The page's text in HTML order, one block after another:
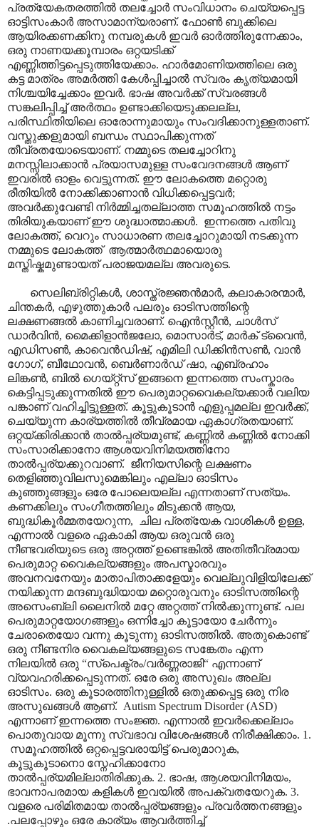
പ്രത്യേകതരത്തിൽ തലച്ചോർ സംവിധാനം ചെയ്യപ്പെട്ട
ഓട്ടിസംകാർ അസാമാന്യരാണ്. ഫോൺ ബുക്കിലെ
ആയിരക്കണക്കിനു നമ്പരുകൾ ഇവർ ഓർത്തിരുന്നേക്കാം,
ഒരു നാണയക്കൂമ്പാരം ഒറ്റയടിക്ക്
എണ്ണിത്തിട്ടപ്പെടുത്തിയേക്കാം. ഹാർമോണിയത്തിലെ ഒരു
കട്ട മാത്രം അമർത്തി കേൾപ്പിച്ചാൽ സ്വരം കൃത്യമായി
നിശ്ചയിച്ചേക്കാം ഇവർ. ഭാഷ അവർക്ക് സ്വരങ്ങൾ
സങ്കലിപ്പിച്ച് അർത്ഥം ഉണ്ടാക്കിയെടുക്കലല്ല,
പരിസ്ഥിതിയിലെ ഓരോന്നുമായും സംവദിക്കാനുള്ളതാണ്.
വസ്തുക്കളുമായി ബന്ധം സ്ഥാപിക്കുന്നത്
തീവ്രതയോടെയാണ്. നമ്മുടെ തലച്ചോറിനു
മനസ്സിലാക്കാൻ പ്രയാസമുള്ള സംവേദനങ്ങൾ ആണ്
ഇവരിൽ ഓളം വെട്ടുന്നത്. ഈ ലോകത്തെ മറ്റൊരു
രീതിയിൽ നോക്കിക്കാണാൻ വിധിക്കപ്പെട്ടവർ;
അവർക്കുവേണ്ടി നിർമ്മിച്ചതല്ലാത്ത സമൂഹത്തിൽ നട്ടം
തിരിയുകയാണ് ഈ ശുദ്ധാത്മാക്കൾ. ഇന്നത്തെ പതിവു
ലോകത്ത്, വെറും സാധാരണ തലച്ചോറുമായി നടക്കുന്ന
നമ്മുടെ ലോകത്ത് ആത്മാർത്ഥമായൊരു
മസ്തിഷ്കമുണ്ടായത് പരാജയമല്ല അവരുടെ.
സെലിബ്രിറ്റികൾ, ശാസ്ത്രജ്ഞൻമാർ, കലാകാരന്മാർ,
ചിന്തകർ, എഴുത്തുകാർ പലരും ഓടിസത്തിന്റെ
ലക്ഷണങ്ങൽ കാണിച്ചവരാണ്. ഐൻസ്റ്റീൻ, ചാൾസ്
ഡാർവിൻ, മൈക്കിളാൻജലോ, മൊസാർട്, മാർക് ട്വൈൻ,
എഡിസൺ, കാവെൻഡിഷ്, എമിലി ഡിക്കിൻസൺ, വാൻ
ഗോഗ്, ബീഥോവൻ, ബെർണാർഡ് ഷാ, എബ്രഹാം
ലിങ്കൺ, ബിൽ ഗെയ്റ്റ്സ് ഇങ്ങനെ ഇന്നത്തെ സംസ്കാരം
കെട്ടിപ്പടുക്കുന്നതിൽ ഈ പെരുമാറ്റവൈകല്യക്കാർ വലിയ
പങ്കാണ് വഹിച്ചിട്ടുള്ളത്. കൂട്ടുകൂടാൻ എളുപ്പമല്ല ഇവർക്ക്,
ചെയ്യുന്ന കാര്യത്തിൽ തീവ്രമായ ഏകാഗ്രതയാണ്.
ഒറ്റയ്ക്കിരിക്കാൻ താൽ‌പ്പര്യമുണ്ട്, കണ്ണിൽ കണ്ണിൽ നോക്കി
സംസാരിക്കാനോ ആശയവിനിമയത്തിനോ
താൽ‌പ്പര്യക്കുറവാണ്. ജീനിയസിന്റെ ലക്ഷണം
തെളിഞ്ഞുവിലസുമെങ്കിലും എല്ലാ ഓടിസം
കുഞ്ഞുങ്ങളും ഒരേ പോലെയല്ല എന്നതാണ് സത്യം.
കണക്കിലും സംഗീതത്തിലും മിടുക്കൻ ആയ,
ബുദ്ധികൂർമ്മതയേറുന്ന, ചില പ്രത്യേക വാശികൾ ഉള്ള,
എന്നാൽ വളരെ ഏകാകി ആയ ഒരുവൻ ഒരു
നീണ്ടവരിയുടെ ഒരു അറ്റത്ത് ഉണ്ടെങ്കിൽ അതിതീവ്രമായ
പെരുമാറ്റ വൈകല്യങ്ങളും അപസ്മാരവും
അവനവനേയും മാതാപിതാക്കളേയും വെല്ലുവിളിയിലേക്ക്
നയിക്കുന്ന മന്ദബുദ്ധിയായ മറ്റൊരുവനും ഓടിസത്തിന്റെ
അസെംബ്ലി ലൈനിൽ മറ്റേ അറ്റത്ത് നിൽക്കുന്നുണ്ട്. പല
പെരുമാറ്റയോഗങ്ങളും ഒന്നിച്ചോ കൂട്ടായോ ചേർന്നും
ചേരാതെയോ വന്നു കൂടുന്നു ഓടിസത്തിൽ. അതുകൊണ്ട്
ഒരു നീണ്ടനിര വൈകല്യങ്ങളുടെ സങ്കേതം എന്ന
നിലയിൽ ഒരു “സ്പെക്ട്രം/വർണ്ണരാജി“ എന്നാണ്
വ്യവഹരിക്കപ്പെടുന്നത്. ഒരേ ഒരു അസുഖം അല്ല
ഓടിസം. ഒരു കൂടാരത്തിനുള്ളിൽ ഒതുക്കപ്പെട്ട ഒരു നിര
അസുഖങ്ങൾ ആണ്. Autism Spectrum Disorder (ASD)
എന്നാണ് ഇന്നത്തെ സംജ്ഞ. എന്നാൽ ഇവർക്കെല്ലാം
പൊതുവായ മൂന്നു സ്വഭാവ വിശേഷങ്ങൾ നിരീക്ഷിക്കാം. 1.
സമൂഹത്തിൽ ഒറ്റപ്പെട്ടവരായിട്ട് പെരുമാറുക,
കൂട്ടുകൂടാനൊ സ്നേഹിക്കാനോ
താൽ‌പ്പര്യമില്ലാതിരിക്കുക. 2. ഭാഷ, ആശയവിനിമയം,
ഭാവനാപരമായ കളികൾ ഇവയിൽ അപക്വതയേറുക. 3.
വളരെ പരിമിതമായ താൽ‌പ്പര്യങ്ങളും പ്രവർത്തനങ്ങളും
.പലപ്പോഴും ഒരേ കാര്യം ആവർത്തിച്ച്